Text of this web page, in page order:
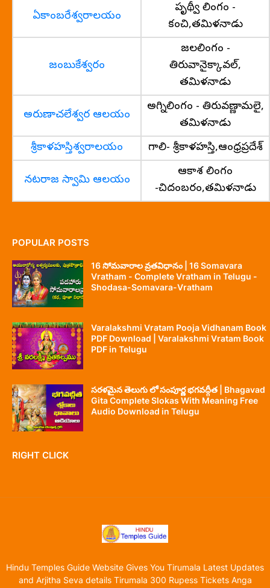
ఏకాంబరేశ్వరాలయం
పృథ్వీ లింగం -
కంచి,తమిళనాడు
జంబుకేశ్వరం
జలలింగం -
తిరువానైక్కావల్,
తమిళనాడు
అరుణాచలేశ్వర ఆలయం
అగ్నిలింగం - తిరువణ్ణామలై,
తమిళనాడు
శ్రీకాళహస్తిశ్వరాలయం
గాలి- శ్రీకాళహస్తి,ఆంధ్రప్రదేశ్
నటరాజ స్వామి ఆలయం
ఆకాశ లింగం
-చిదంబరం,తమిళనాడు
POPULAR POSTS
16 సోమవారాల వ్రతవిధానం | 16 Somavara
Vratham - Complete Vratham in Telugu -
Shodasa-Somavara-Vratham
Varalakshmi Vratam Pooja Vidhanam Book
PDF Download | Varalakshmi Vratam Book
PDF in Telugu
సరళమైన తెలుగు లో సంపూర్ణ భగవద్గీత | Bhagavad
Gita Complete Slokas With Meaning Free
Audio Download in Telugu
RIGHT CLICK
Hindu Temples Guide Website Gives You Tirumala Latest Updates
and Arjitha Seva details Tirumala 300 Rupess Tickets Anga